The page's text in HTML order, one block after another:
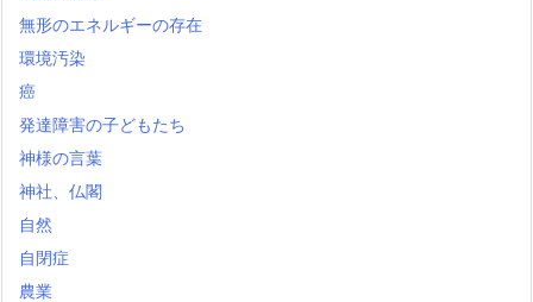
無形のエネルギーの存在
環境汚染
癌
発達障害の子どもたち
神様の言葉
神社、仏閣
自然
自閉症
農業